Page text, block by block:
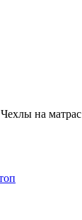
Чехлы на матрас